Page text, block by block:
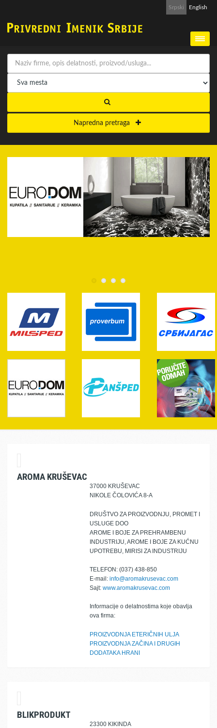
Srpski English
Napredna pretraga
AROMA KRUŠEVAC
37000 KRUŠEVAC
NIKOLE ČOLOVIĆA 8-A
DRUŠTVO ZA PROIZVODNJU, PROMET I
USLUGE DOO
AROME I BOJE ZA PREHRAMBENU
INDUSTRIJU, AROME I BOJE ZA KUĆNU
UPOTREBU, MIRISI ZA INDUSTRIJU
TELEFON: (037) 438-850
E-mail: info@aromakrusevac.com
Sajt: www.aromakrusevac.com
Informacije o delatnostima koje obavlja
ova firma:
PROIZVODNJA ETERIČNIH ULJA
PROIZVODNJA ZAČINA I DRUGIH
DODATAKA HRANI
BLIKPRODUKT
23300 KIKINDA